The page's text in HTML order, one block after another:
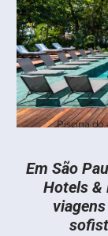
Piscina do
Em São
Hotels &